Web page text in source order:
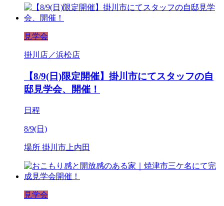
見学会
掛川店／浜松店
【8/9(日)限定開催】掛川市にてスタッフの自
邸見学会、開催！
日程
8/9(日)
場所 掛川市上内田
見学会